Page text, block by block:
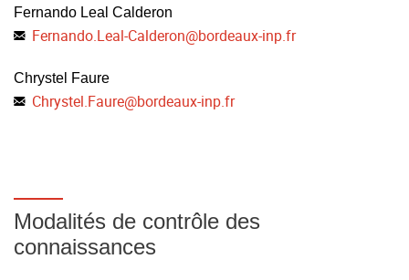
Fernando Leal Calderon
Fernando.Leal-Calderon@bordeaux-inp.fr
Chrystel Faure
Chrystel.Faure@bordeaux-inp.fr
Modalités de contrôle des
connaissances